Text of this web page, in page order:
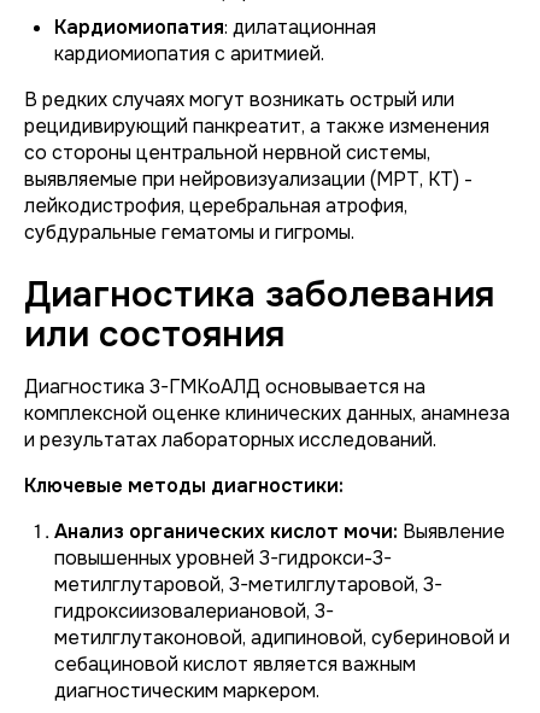
Кардиомиопатия: дилатационная
кардиомиопатия с аритмией.
В редких случаях могут возникать острый или
рецидивирующий панкреатит, а также изменения
со стороны центральной нервной системы,
выявляемые при нейровизуализации (МРТ, КТ) -
лейкодистрофия, церебральная атрофия,
субдуральные гематомы и гигромы.
Диагностика заболевания
или состояния
Диагностика 3-ГМКоАЛД основывается на
комплексной оценке клинических данных, анамнеза
и результатах лабораторных исследований.
Ключевые методы диагностики:
Анализ органических кислот мочи: Выявление
повышенных уровней 3-гидрокси-3-
метилглутаровой, 3-метилглутаровой, 3-
гидроксиизовалериановой, 3-
метилглутаконовой, адипиновой, субериновой и
себациновой кислот является важным
диагностическим маркером.